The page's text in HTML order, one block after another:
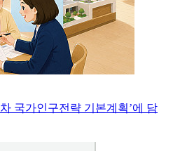
국가인구전략 기본계획’에 담